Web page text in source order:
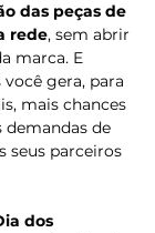
das peças de
rede, sem abrir
marca. E
gera, para
mais chances
demandas de
seus parceiros
dos